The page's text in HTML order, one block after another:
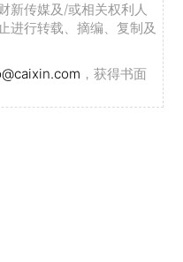
新传媒及/或相关权利人
进行转载、摘编、复制及
，获得书面